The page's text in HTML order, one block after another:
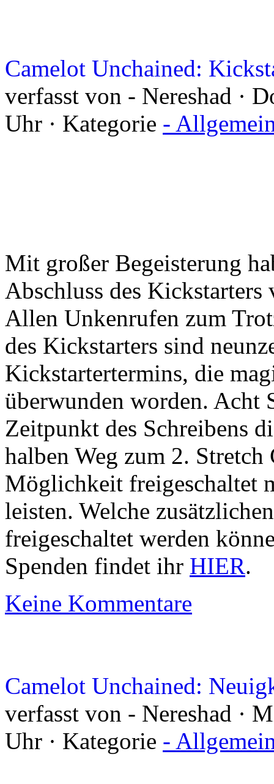
Camelot Unchained:
verfasst von - Nereshad ·
Uhr · Kategorie -
Mit großer Begeisterung
Abschluss des
Allen Unkenrufen zum
des Kickstarters sind
Kickstartertermins, die
überwunden worden. Acht
Zeitpunkt des Schreibens
halben Weg zum 2.
Möglichkeit freigeschaltet
leisten. Welche
freigeschaltet werden
Spenden findet ihr HIER.
Keine Kommentare
Camelot Unchained:
verfasst von - Nereshad ·
Uhr · Kategorie -